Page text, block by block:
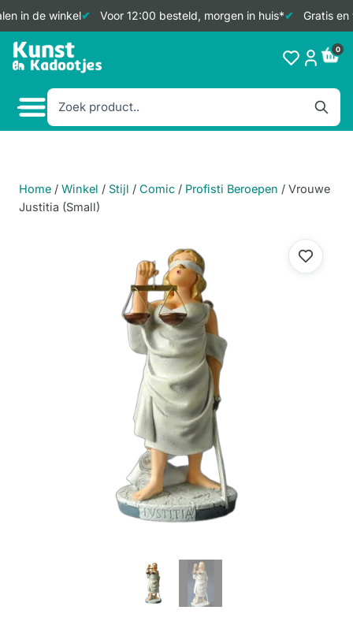
in de winkel Voor 12:00 besteld, morgen in huis* Gratis en
Doorgaan
naar
0
Home / Winkel / Stijl / Comic / Profisti Beroepen / Vrouwe
Justitia (Small)